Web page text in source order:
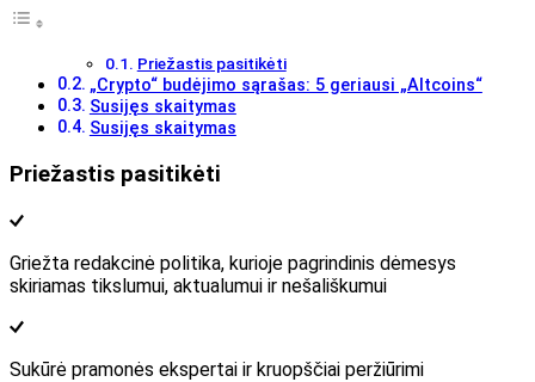
Priežastis pasitikėti
„Crypto“ budėjimo sąrašas: 5 geriausi „Altcoins“
Susijęs skaitymas
Susijęs skaitymas
Priežastis pasitikėti
Griežta redakcinė politika, kurioje pagrindinis dėmesys
skiriamas tikslumui, aktualumui ir nešališkumui
Sukūrė pramonės ekspertai ir kruopščiai peržiūrimi